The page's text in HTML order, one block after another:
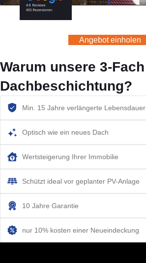
Angebot einholen
Warum unsere 3-Fach
Dachbeschichtung?
Min. 15 Jahre verlängerte Lebensdauer
Optisch wie ein neues Dach
Wertsteigerung Ihrer Immobilie
Schützt ideal vor geplanter PV-Anlage
10 Jahre Garantie
nur 10% kosten einer Neueindeckung